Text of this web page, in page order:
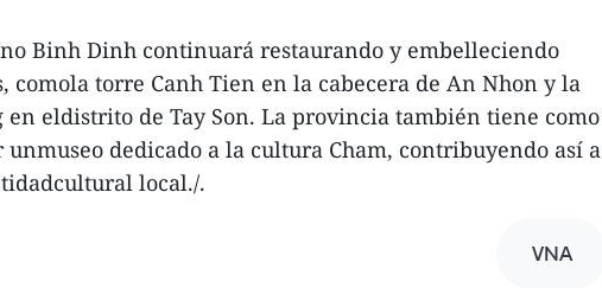
Binh Dinh continuará restaurando y embelleciendo
comola torre Canh Tien en la cabecera de An Nhon y la
en eldistrito de Tay Son. La provincia también tiene como
dedicado a la cultura Cham, contribuyendo así a
local./.
VNA